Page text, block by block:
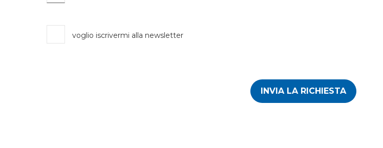
voglio iscrivermi alla newsletter
INVIA LA RICHIESTA